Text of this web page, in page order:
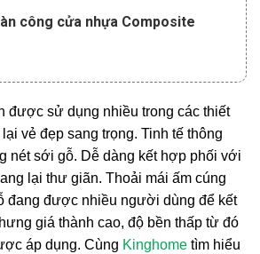
công cửa nhựa Composite
được sử dụng nhiều trong các thiết
vẻ đẹp sang trọng. Tinh tế thông
nét sới gỗ. Dễ dàng kết hợp phối với
lại thư giãn. Thoải mái ấm cúng
đang được nhiều người dùng để kết
giá thành cao, độ bền thấp từ đó
áp dụng. Cùng Kinghome tìm hiểu